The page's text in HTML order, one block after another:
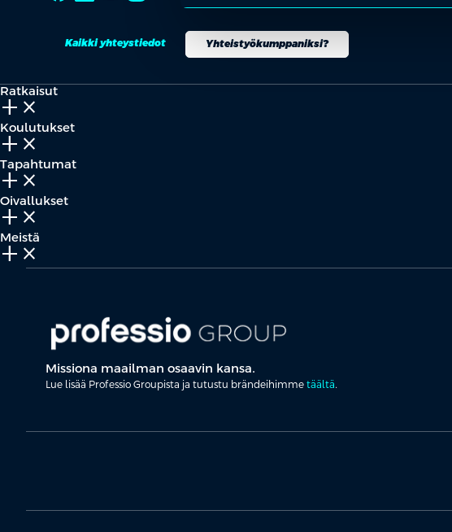
Kaikki yhteystiedot Yhteistyökumppaniksi?
Ratkaisut
add_2 close
Koulutukset
add_2 close
Tapahtumat
add_2 close
Oivallukset
add_2 close
Meistä
add_2 close
Missiona maailman osaavin kansa.
Lue lisää Professio Groupista ja tutustu brändeihimme täältä.